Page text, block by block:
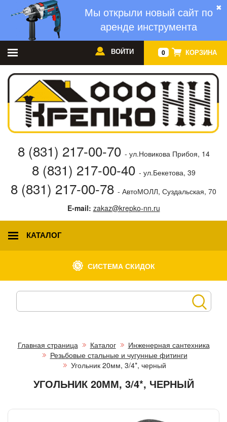
✖
Мы открыли новый сайт по
аренде инструмента
0 КОРЗИНА
ВОЙТИ
8 (831) 217-00-70 - ул.Новикова Прибоя, 14
8 (831) 217-00-40 - ул.Бекетова, 39
8 (831) 217-00-78 - АвтоМОЛЛ, Суздальская, 70
E-mail: zakaz@krepko-nn.ru
КАТАЛОГ
СИСТЕМА СКИДОК
Главная страница Каталог
Инженерная сантехника
Резьбовые стальные и чугунные фитинги
Угольник 20мм, 3/4*, черный
УГОЛЬНИК 20ММ, 3/4*, ЧЕРНЫЙ